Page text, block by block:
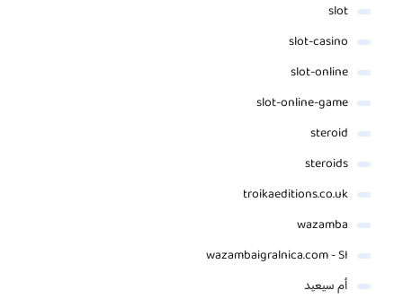
slot
slot-casino
slot-online
slot-online-game
steroid
steroids
troikaeditions.co.uk
wazamba
wazambaigralnica.com - SI
أم سيعيد